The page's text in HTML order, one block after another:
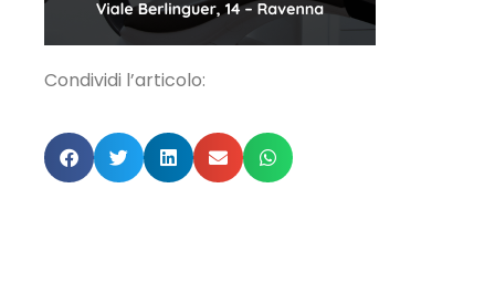
Condividi l’articolo: